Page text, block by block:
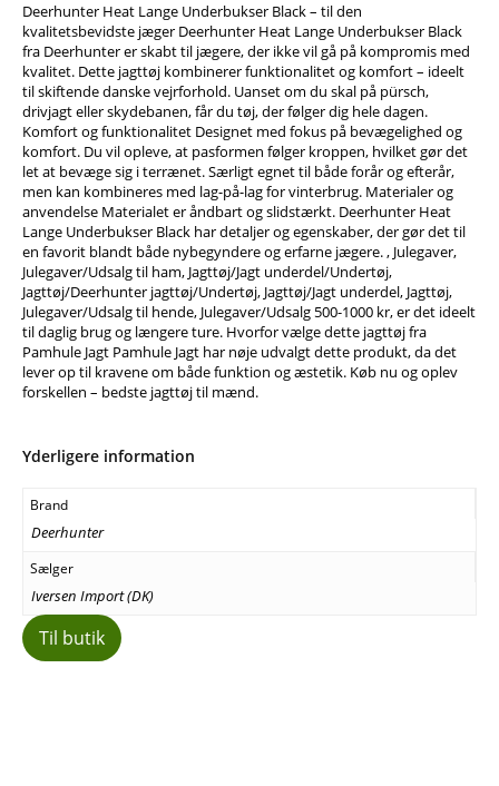
Deerhunter Heat Lange Underbukser Black – til den
kvalitetsbevidste jæger Deerhunter Heat Lange Underbukser Black
fra Deerhunter er skabt til jægere, der ikke vil gå på kompromis med
kvalitet. Dette jagttøj kombinerer funktionalitet og komfort – ideelt
til skiftende danske vejrforhold. Uanset om du skal på pürsch,
drivjagt eller skydebanen, får du tøj, der følger dig hele dagen.
Komfort og funktionalitet Designet med fokus på bevægelighed og
komfort. Du vil opleve, at pasformen følger kroppen, hvilket gør det
let at bevæge sig i terrænet. Særligt egnet til både forår og efterår,
men kan kombineres med lag-på-lag for vinterbrug. Materialer og
anvendelse Materialet er åndbart og slidstærkt. Deerhunter Heat
Lange Underbukser Black har detaljer og egenskaber, der gør det til
en favorit blandt både nybegyndere og erfarne jægere. , Julegaver,
Julegaver/Udsalg til ham, Jagttøj/Jagt underdel/Undertøj,
Jagttøj/Deerhunter jagttøj/Undertøj, Jagttøj/Jagt underdel, Jagttøj,
Julegaver/Udsalg til hende, Julegaver/Udsalg 500-1000 kr, er det ideelt
til daglig brug og længere ture. Hvorfor vælge dette jagttøj fra
Pamhule Jagt Pamhule Jagt har nøje udvalgt dette produkt, da det
lever op til kravene om både funktion og æstetik. Køb nu og oplev
forskellen – bedste jagttøj til mænd.
Yderligere information
Brand
Deerhunter
Sælger
Iversen Import (DK)
Til butik